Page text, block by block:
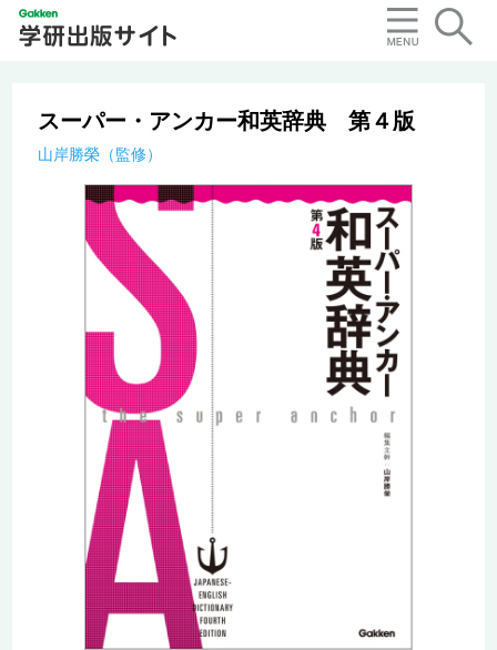
スーパー・アンカー和英辞典 第４版
山岸勝榮（監修）